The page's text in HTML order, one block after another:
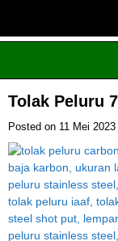
CV JAYA
Menyediakan
Tolak Peluru
Posted on 11 Mei 2023